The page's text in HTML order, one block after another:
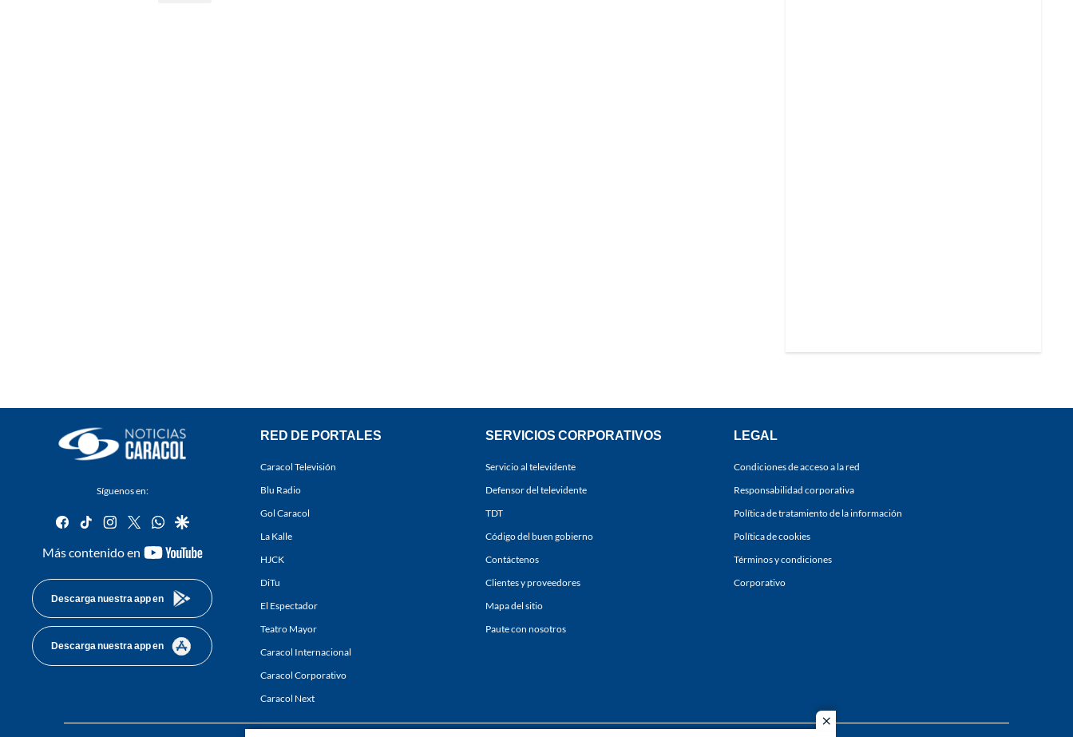
close
Síguenos en:
facebook
tiktok instagram
twitterwhatsapp
google
Más contenido en
youtube-
Descarga nuestra app en
Descarga nuestra app en
RED DE PORTALES
Caracol Televisión
Blu Radio
Gol Caracol
La Kalle
HJCK
DiTu
El Espectador
Teatro Mayor
Caracol Internacional
Caracol Corporativo
Caracol Next
SERVICIOS CORPORATIVOS
Servicio al televidente
Defensor del televidente
TDT
Código del buen gobierno
Contáctenos
Clientes y proveedores
Mapa del sitio
Paute con nosotros
LEGAL
Condiciones de acceso a la red
Responsabilidad corporativa
Política de tratamiento de la información
Política de cookies
Términos y condiciones
Corporativo